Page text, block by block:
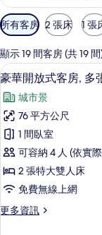
可
用
的
客
房
篩
選
條
件
所有客房 2 張床 1 張
顯示 19 間客房 (共 19
顯
示
豪
華
開
放
式
客
房,
7
豪華開放式客房, 多
城市景
76 平方公尺
1 間臥室
可容納 4 人 (依實
2 張特大雙人床
免費無線上網
更多資訊
更